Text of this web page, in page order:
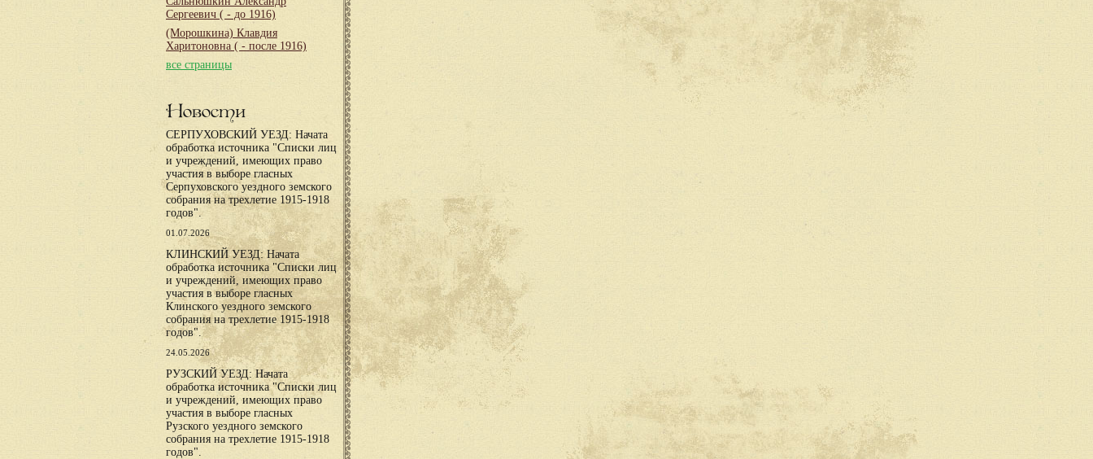
Сергеевич ( - до 1916)
(Морошкина) Клавдия
Харитоновна ( - после 1916)
все страницы
Новости
СЕРПУХОВСКИЙ УЕЗД: Начата
обработка источника "Списки лиц
и учреждений, имеющих право
участия в выборе гласных
Серпуховского уездного земского
собрания на трехлетие 1915-1918
годов".
01.07.2026
КЛИНСКИЙ УЕЗД: Начата
обработка источника "Списки лиц
и учреждений, имеющих право
участия в выборе гласных
Клинского уездного земского
собрания на трехлетие 1915-1918
годов".
24.05.2026
РУЗСКИЙ УЕЗД: Начата
обработка источника "Списки лиц
и учреждений, имеющих право
участия в выборе гласных
Рузского уездного земского
собрания на трехлетие 1915-1918
годов".